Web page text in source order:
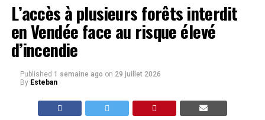
L’accès à plusieurs forêts interdit
en Vendée face au risque élevé
d’incendie
Published 1 semaine ago on 29 juillet 2026
By Esteban